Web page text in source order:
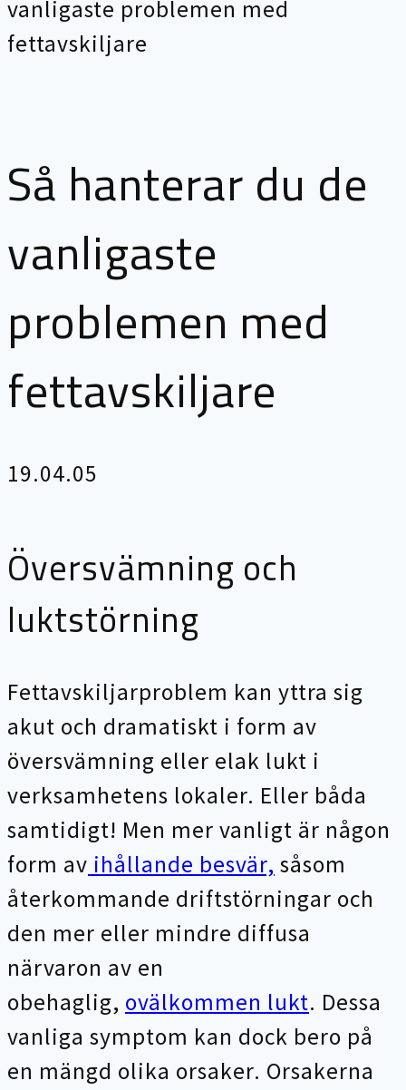
vanligaste problemen med
fettavskiljare
Så hanterar du de
vanligaste
problemen med
fettavskiljare
19.04.05
Översvämning och
luktstörning
Fettavskiljarproblem kan yttra sig
akut och dramatiskt i form av
översvämning eller elak lukt i
verksamhetens lokaler. Eller båda
samtidigt! Men mer vanligt är någon
form av ihållande besvär, såsom
återkommande driftstörningar och
den mer eller mindre diffusa
närvaron av en
obehaglig, ovälkommen lukt. Dessa
vanliga symptom kan dock bero på
en mängd olika orsaker. Orsakerna